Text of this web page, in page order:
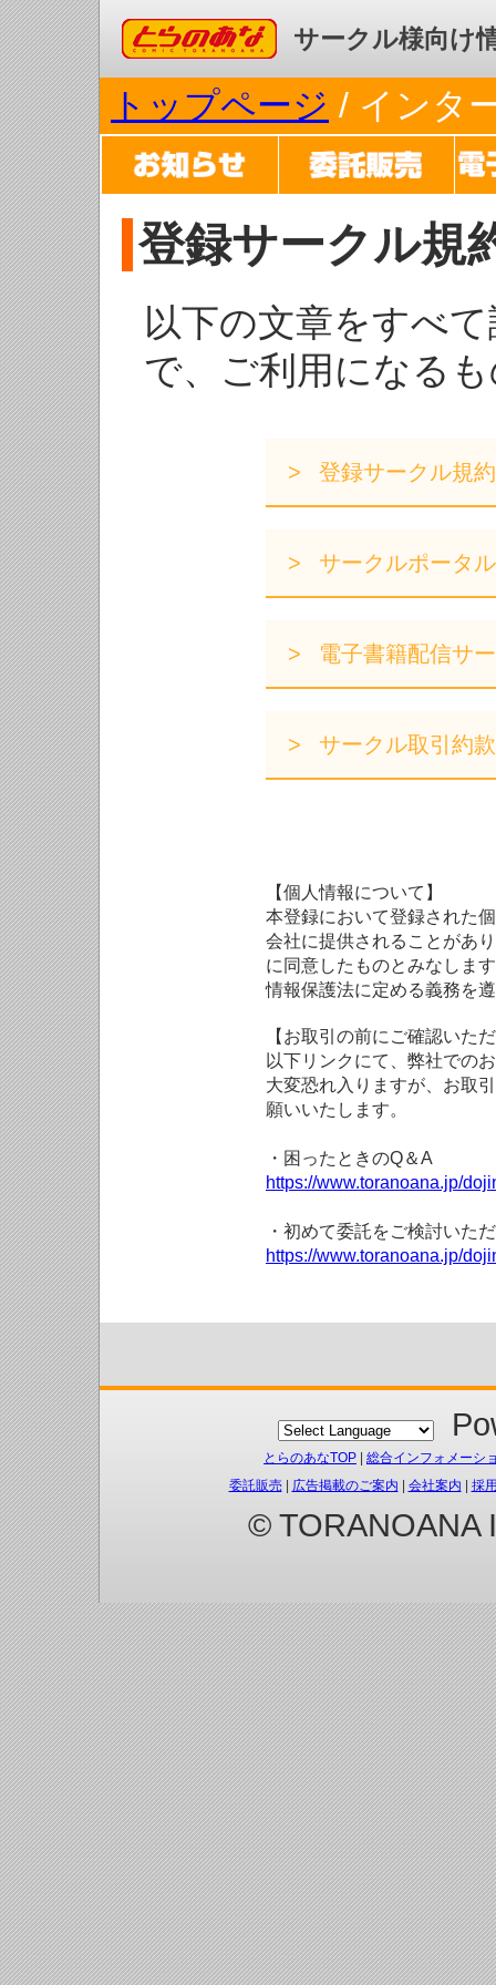
コミックとらのあな サークル様向け
トップページ / インタ
登録サークル規
以下の文章をすべ
で、ご利用になる
登録サークル規約
サークルポータ
電子書籍配信サ
サークル取引約款
【個人情報について】
本登録において登録された
会社に提供されることがあ
に同意したものとみなしま
情報保護法に定める義務を
【お取引の前にご確認いた
以下リンクにて、弊社での
大変恐れ入りますが、お取
願いいたします。
・困ったときのQ＆A
https://www.toranoana.jp/
・初めて委託をご検討いた
https://www.toranoana.jp/
とらのあなTOP
総合インフォメーシ
委託販売| 広告掲載のご案内 会社案内 採
© TORANOANA